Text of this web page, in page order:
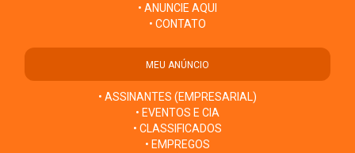
• ANUNCIE AQUI
• CONTATO
MEU ANÚNCIO
• ASSINANTES (EMPRESARIAL)
• EVENTOS E CIA
• CLASSIFICADOS
• EMPREGOS